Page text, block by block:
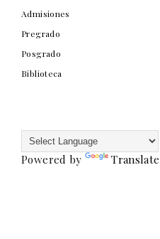
Admisiones
Pregrado
Posgrado
Biblioteca
Powered by Translate